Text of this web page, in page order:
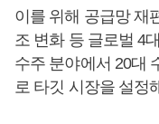
이를 위해 공급망 재
조 변화 등 글로벌 4
수주 분야에서 20대
로 타깃 시장을 설정